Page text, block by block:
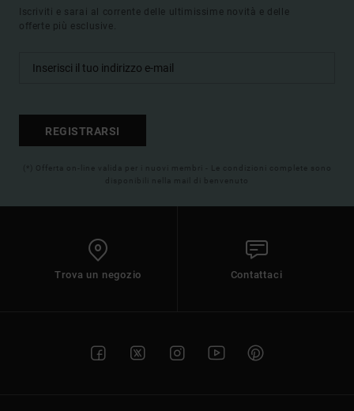
Iscriviti e sarai al corrente delle ultimissime novità e delle
offerte più esclusive.
REGISTRARSI
(*) Offerta on-line valida per i nuovi membri - Le condizioni complete sono
disponibili nella mail di benvenuto
Trova un negozio Contattaci